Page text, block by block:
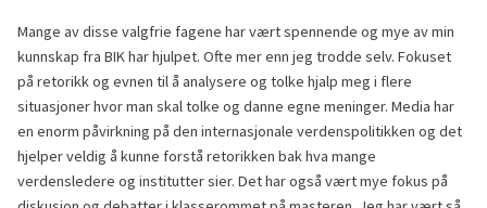
Mange av disse valgfrie fagene har vært spennende og mye av min
kunnskap fra BIK har hjulpet. Ofte mer enn jeg trodde selv. Fokuset
på retorikk og evnen til å analysere og tolke hjalp meg i flere
situasjoner hvor man skal tolke og danne egne meninger. Media har
en enorm påvirkning på den internasjonale verdenspolitikken og det
hjelper veldig å kunne forstå retorikken bak hva mange
verdensledere og institutter sier. Det har også vært mye fokus på